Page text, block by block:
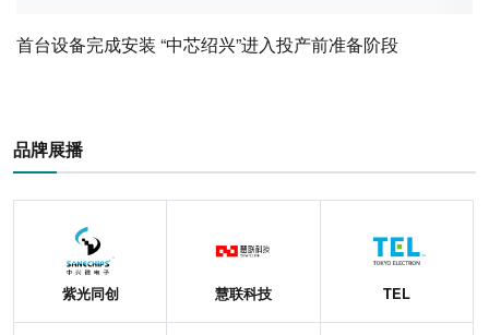
首台设备完成安装 “中芯绍兴”进入投产前准备阶段
品牌展播
紫光同创 慧联科技 TEL